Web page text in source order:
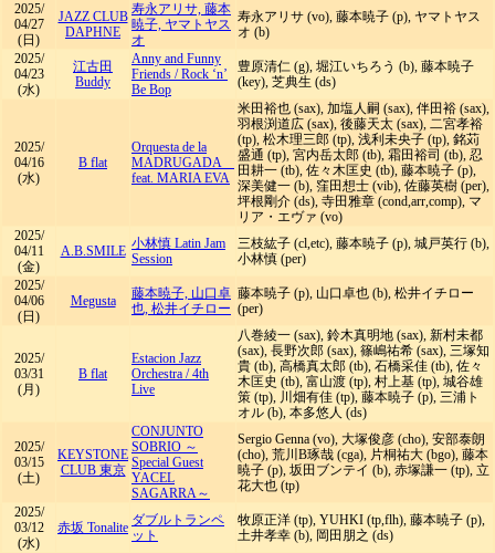
2025/
04/27
(日)
JAZZ CLUB
DAPHNE
寿永アリサ, 藤本
暁子, ヤマトヤス
オ
寿永アリサ (vo), 藤本暁子 (p), ヤマトヤス
オ (b)
2025/
04/23
(水)
江古田
Buddy
Anny and Funny
Friends /Rock ‘n’
Be Bop
豊原清仁 (g), 堀江いちろう (b), 藤本暁子
(key), 芝典生 (ds)
2025/
04/16
(水)
B flat
Orquesta de la
MADRUGADA
feat. MARIA EVA
米田裕也 (sax), 加塩人嗣 (sax), 伴田裕 (sax),
羽根渕道広 (sax), 後藤天太 (sax), 二宮孝裕
(tp), 松木理三郎 (tp), 浅利未央子 (tp), 銘苅
盛通 (tp), 宮内岳太郎 (tb), 霜田裕司 (tb), 忍
田耕一 (tb), 佐々木匡史 (tb), 藤本暁子 (p),
深美健一 (b), 窪田想士 (vib), 佐藤英樹 (per),
坪根剛介 (ds), 寺田雅章 (cond,arr,comp), マ
リア・エヴァ (vo)
2025/
04/11
(金)
A.B.SMILE 小林慎 Latin Jam
Session
三枝紘子 (cl,etc), 藤本暁子 (p), 城戸英行 (b),
小林慎 (per)
2025/
04/06
(日)
Megusta
藤本暁子, 山口卓
也, 松井イチロー
藤本暁子 (p), 山口卓也 (b), 松井イチロー
(per)
2025/
03/31
(月)
B flat
Estacion Jazz
Orchestra /4th
Live
八巻綾一 (sax), 鈴木真明地 (sax), 新村未都
(sax), 長野次郎 (sax), 篠嶋祐希 (sax), 三塚知
貴 (tb), 高橋真太郎 (tb), 石橋采佳 (tb), 佐々
木匡史 (tb), 富山渡 (tp), 村上基 (tp), 城谷雄
策 (tp), 川畑有佳 (tp), 藤本暁子 (p), 三浦ト
オル (b), 本多悠人 (ds)
2025/
03/15
(土)
KEYSTONE
CLUB 東京
CONJUNTO
SOBRIO ～
Special Guest
YACEL
SAGARRA～
Sergio Genna (vo), 大塚俊彦 (cho), 安部泰朗
(cho), 荒川B琢哉 (cga), 片桐祐大 (bgo), 藤本
暁子 (p), 坂田ブンテイ (b), 赤塚謙一 (tp), 立
花大也 (tp)
2025/
03/12
(水)
赤坂 Tonalite ダブルトランペ
ット
牧原正洋 (tp), YUHKI (tp,flh), 藤本暁子 (p),
土井孝幸 (b), 岡田朋之 (ds)